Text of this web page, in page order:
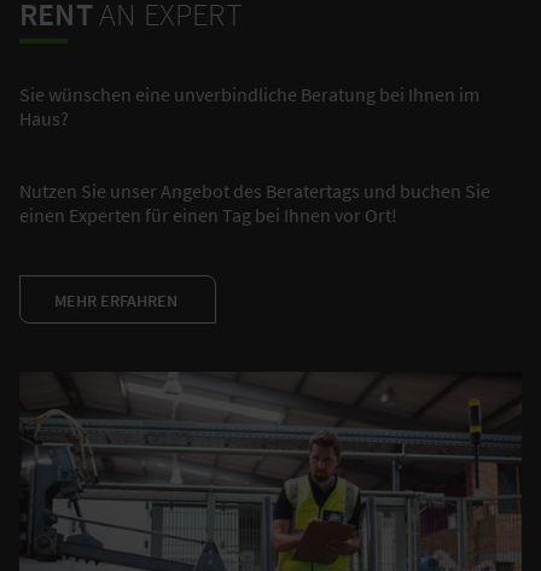
RENTAN EXPERT
Sie wünschen eine unverbindliche Beratung bei Ihnen im
Haus?
Nutzen Sie unser Angebot des Beratertags und buchen Sie
einen Experten für einen Tag bei Ihnen vor Ort!
MEHR ERFAHREN